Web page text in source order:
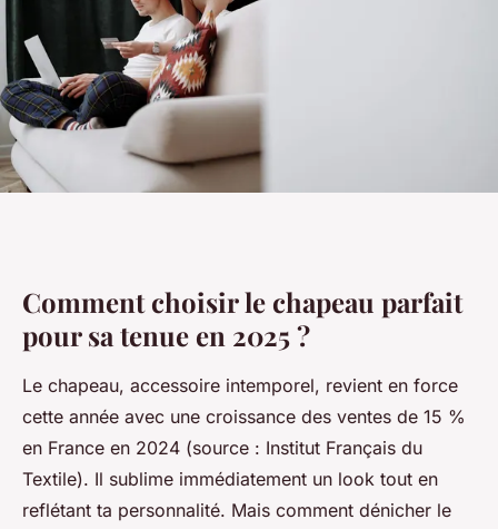
Comment choisir le chapeau parfait
pour sa tenue en 2025 ?
Le chapeau, accessoire intemporel, revient en force
cette année avec une croissance des ventes de 15 %
en France en 2024 (source : Institut Français du
Textile). Il sublime immédiatement un look tout en
reflétant ta personnalité. Mais comment dénicher le